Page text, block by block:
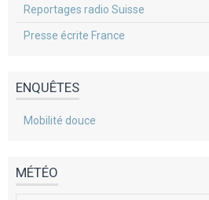
Reportages radio Suisse
Presse écrite France
ENQUÊTES
Mobilité douce
MÉTÉO